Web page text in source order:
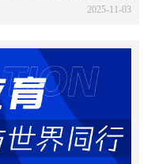
对传统文化亦怀有浓厚兴趣。
2025-11-03